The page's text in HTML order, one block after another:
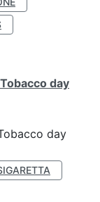
day
day